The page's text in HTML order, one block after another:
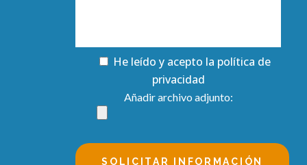
He leído y acepto la política de
privacidad
Añadir archivo adjunto: